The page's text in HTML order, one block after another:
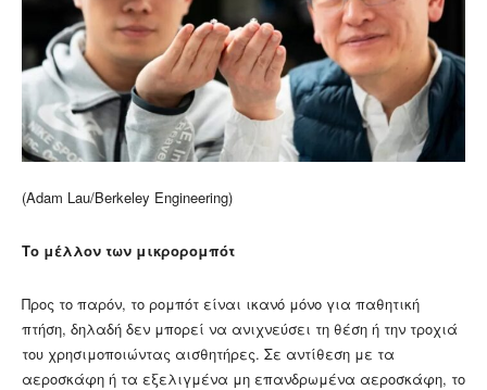
(Adam Lau/Berkeley Engineering)
Το μέλλον των μικρορομπότ
Προς το παρόν, το ρομπότ είναι ικανό μόνο για παθητική
πτήση, δηλαδή δεν μπορεί να ανιχνεύσει τη θέση ή την τροχιά
του χρησιμοποιώντας αισθητήρες. Σε αντίθεση με τα
αεροσκάφη ή τα εξελιγμένα μη επανδρωμένα αεροσκάφη, το